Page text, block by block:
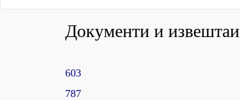
Документи и извештаи
603
787